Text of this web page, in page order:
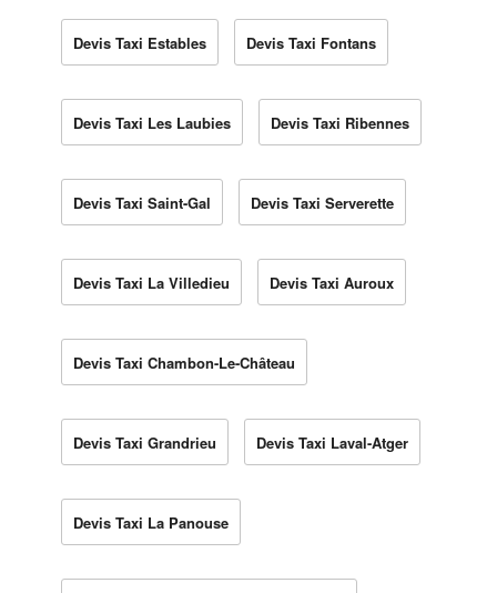
Devis Taxi Estables Devis Taxi Fontans
Devis Taxi Les Laubies Devis Taxi Ribennes
Devis Taxi Saint-Gal Devis Taxi Serverette
Devis Taxi La Villedieu Devis Taxi Auroux
Devis Taxi Chambon-Le-Château
Devis Taxi Grandrieu Devis Taxi Laval-Atger
Devis Taxi La Panouse